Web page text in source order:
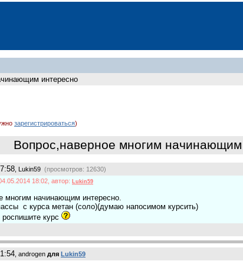
интересно
зарегистрироваться)
Вопрос,наверное многим начинающим
, Lukin59 (просмотров: 12630)
18:02, автор: Lukin59
многим начинающим интересно.
с курса метан (соло)(думаю напосимом курсить)
курс
, androgen для Lukin59